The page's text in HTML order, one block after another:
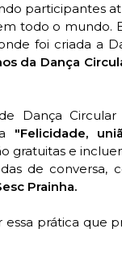
participantes
todo o mundo.
foi criada a
da Dança
Dança Circular
"Felicidade,
gratuitas e
de conversa,
Prainha.
essa prática que